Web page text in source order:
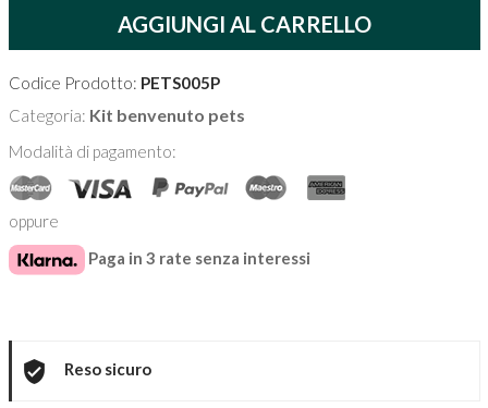
AGGIUNGI AL CARRELLO
Codice Prodotto: PETS005P
Categoria: Kit benvenuto pets
Modalità di pagamento:
oppure
Paga in 3 rate senza interessi
Reso sicuro